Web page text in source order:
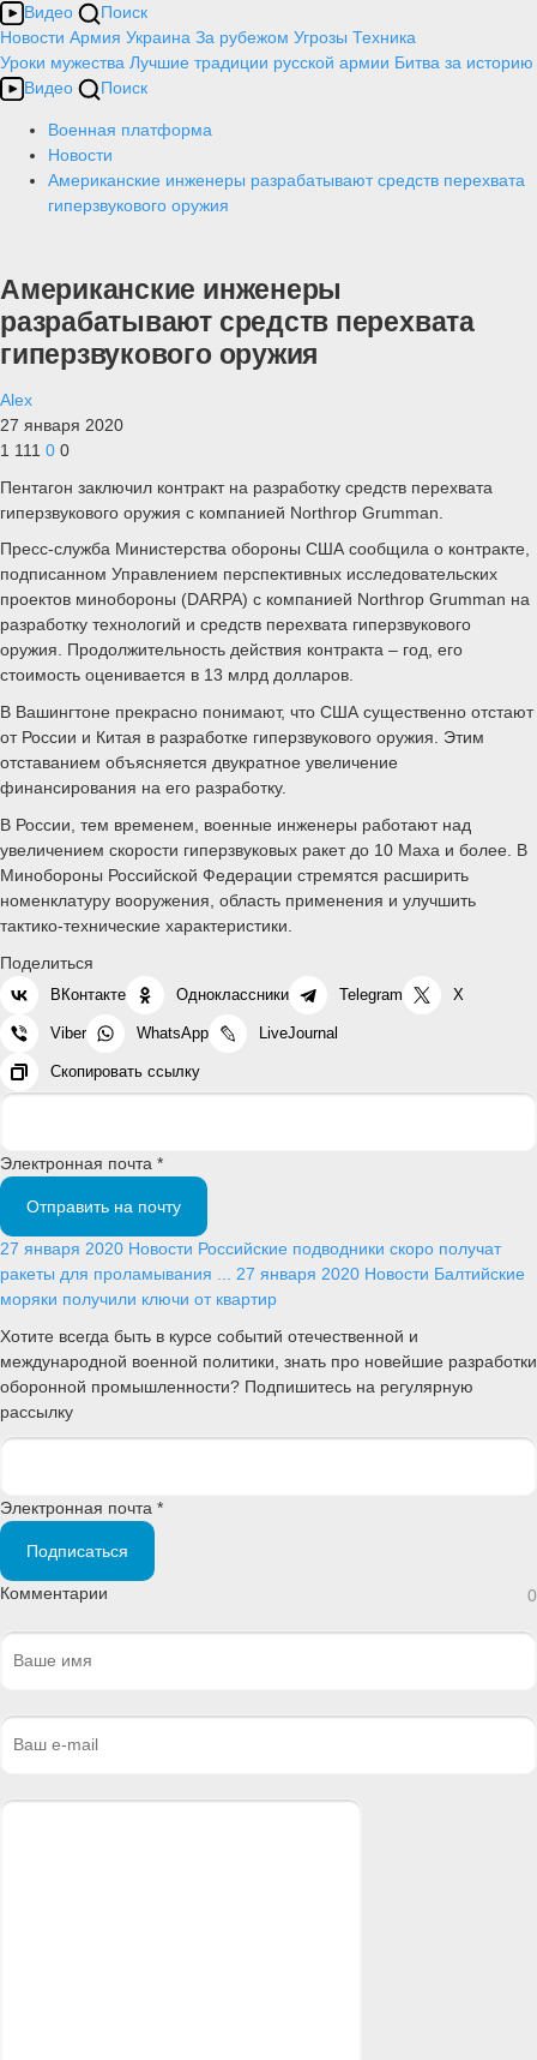
Видео
Поиск
Новости Армия Украина За рубежом Угрозы Техника
Уроки мужества Лучшие традиции русской армии Битва за историю
Видео
Поиск
Военная платформа
Новости
Американские инженеры разрабатывают средств перехвата
гиперзвукового оружия
Американские инженеры
разрабатывают средств перехвата
гиперзвукового оружия
Alex
27 января 2020
1 111 0 0
Пентагон заключил контракт на разработку средств перехвата
гиперзвукового оружия с компанией Northrop Grumman.
Пресс-служба Министерства обороны США сообщила о контракте,
подписанном Управлением перспективных исследовательских
проектов минобороны (DARPA) с компанией Northrop Grumman на
разработку технологий и средств перехвата гиперзвукового
оружия. Продолжительность действия контракта – год, его
стоимость оценивается в 13 млрд долларов.
В Вашингтоне прекрасно понимают, что США существенно отстают
от России и Китая в разработке гиперзвукового оружия. Этим
отставанием объясняется двукратное увеличение
финансирования на его разработку.
В России, тем временем, военные инженеры работают над
увеличением скорости гиперзвуковых ракет до 10 Маха и более. В
Минобороны Российской Федерации стремятся расширить
номенклатуру вооружения, область применения и улучшить
тактико-технические характеристики.
Поделиться
ВКонтакте Одноклассники Telegram X
Viber WhatsApp LiveJournal
Скопировать ссылку
Электронная почта *
Отправить на почту
27 января 2020 Новости Российские подводники скоро получат
ракеты для проламывания ... 27 января 2020 Новости Балтийские
моряки получили ключи от квартир
Хотите всегда быть в курсе событий отечественной и
международной военной политики, знать про новейшие разработки
оборонной промышленности? Подпишитесь на регулярную
рассылку
Электронная почта *
Подписаться
Комментарии 0